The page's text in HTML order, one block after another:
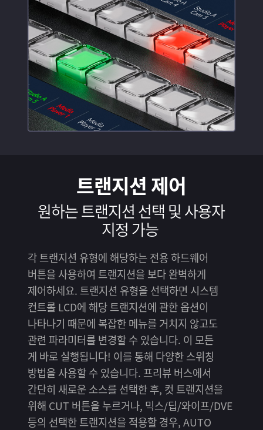
트랜지션 제어
원하는 트랜지션 선택 및 사용자
지정 가능
각 트랜지션 유형에 해당하는 전용 하드웨어
버튼을 사용하여 트랜지션을 보다 완벽하게
제어하세요. 트랜지션 유형을 선택하면 시스템
컨트롤 LCD에 해당 트랜지션에 관한 옵션이
나타나기 때문에 복잡한 메뉴를 거치지 않고도
관련 파라미터를 변경할 수 있습니다. 이 모든
게 바로 실행됩니다! 이를 통해 다양한 스위칭
방법을 사용할 수 있습니다. 프리뷰 버스에서
간단히 새로운 소스를 선택한 후, 컷 트랜지션을
위해 CUT 버튼을 누르거나, 믹스/딥/와이프/DVE
등의 선택한 트랜지션을 적용할 경우, AUTO